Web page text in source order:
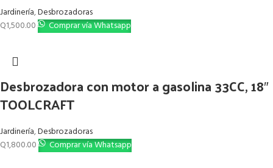
Jardinería,Desbrozadoras
Q1,500.00 Comprar vía Whatsapp
Desbrozadora con motor a gasolina 33CC, 18″
TOOLCRAFT
Jardinería,Desbrozadoras
Q1,800.00 Comprar vía Whatsapp